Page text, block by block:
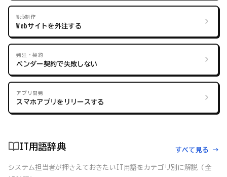
Web制作
Webサイトを外注する
発注・契約
ベンダー契約で失敗しない
アプリ開発
スマホアプリをリリースする
IT用語辞典 すべて見る →
システム担当者が押さえておきたいIT用語をカテゴリ別に解説（全